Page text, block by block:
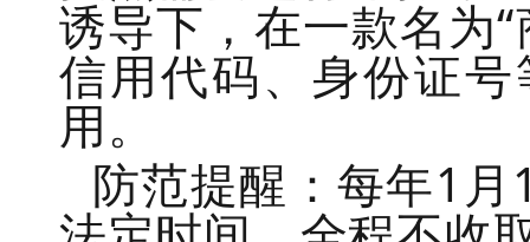
诱导下，在一款名为“
信用代码、身份证
用。
防范提醒：每年1